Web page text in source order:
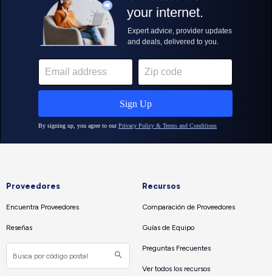
Proveedores
Encuentra Proveedores
Reseñas
Recursos
Comparación de Proveedores
Guías de Equipo
Preguntas Frecuentes
Ver todos los recursos